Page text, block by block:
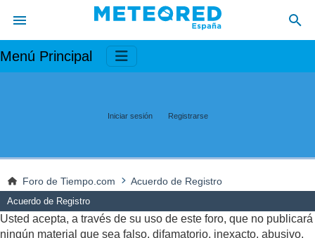
Menú Principal
Iniciar sesión Registrarse
Foro de Tiempo.com Acuerdo de Registro
Acuerdo de Registro
Usted acepta, a través de su uso de este foro, que no publicará
ningún material que sea falso, difamatorio, inexacto, abusivo,